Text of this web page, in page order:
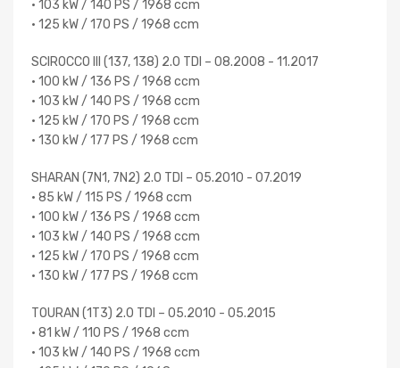
• 103 kW / 140 PS / 1968 ccm
• 125 kW / 170 PS / 1968 ccm
SCIROCCO III (137, 138) 2.0 TDI – 08.2008 - 11.2017
• 100 kW / 136 PS / 1968 ccm
• 103 kW / 140 PS / 1968 ccm
• 125 kW / 170 PS / 1968 ccm
• 130 kW / 177 PS / 1968 ccm
SHARAN (7N1, 7N2) 2.0 TDI – 05.2010 - 07.2019
• 85 kW / 115 PS / 1968 ccm
• 100 kW / 136 PS / 1968 ccm
• 103 kW / 140 PS / 1968 ccm
• 125 kW / 170 PS / 1968 ccm
• 130 kW / 177 PS / 1968 ccm
TOURAN (1T3) 2.0 TDI – 05.2010 - 05.2015
• 81 kW / 110 PS / 1968 ccm
• 103 kW / 140 PS / 1968 ccm